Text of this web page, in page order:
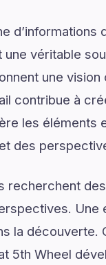
d’informations
une véritable
une
contribue à
les éléments
des
recherchent
Une
la découverte.
5th Wheel